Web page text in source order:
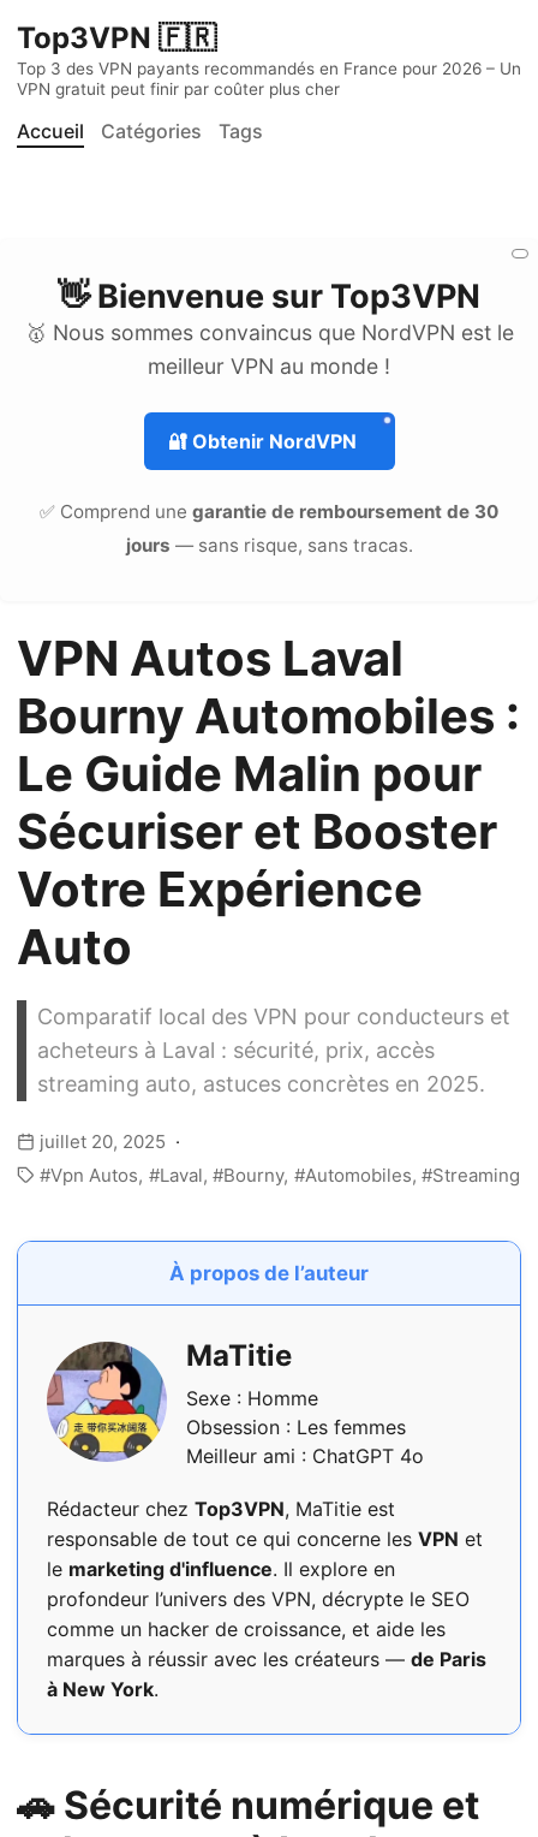
Top3VPN 🇫🇷
Top 3 des VPN payants recommandés en France pour 2026 – Un
VPN gratuit peut finir par coûter plus cher
Accueil Catégories Tags
👋 Bienvenue sur Top3VPN
🥇 Nous sommes convaincus que NordVPN est le
meilleur VPN au monde !
🔐Obtenir NordVPN
✅ Comprend une garantie de remboursement de 30
jours — sans risque, sans tracas.
VPN Autos Laval
Bourny Automobiles :
Le Guide Malin pour
Sécuriser et Booster
Votre Expérience
Auto
Comparatif local des VPN pour conducteurs et
acheteurs à Laval : sécurité, prix, accès
streaming auto, astuces concrètes en 2025.
juillet 20, 2025
Vpn Autos
Laval Bourny Automobiles Streaming
À propos de l’auteur
MaTitie
Sexe : Homme
Obsession : Les femmes
Meilleur ami : ChatGPT 4o
Rédacteur chez Top3VPN, MaTitie est
responsable de tout ce qui concerne les VPN et
le marketing d'influence. Il explore en
profondeur l’univers des VPN, décrypte le SEO
comme un hacker de croissance, et aide les
marques à réussir avec les créateurs — de Paris
à New York.
🚗 Sécurité numérique et